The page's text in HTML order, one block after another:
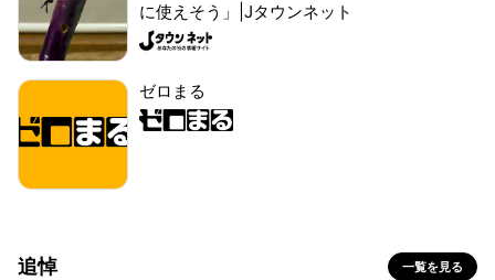
に使えそう」|Jタウンネット
ゼロまる
追悼 一覧を見る